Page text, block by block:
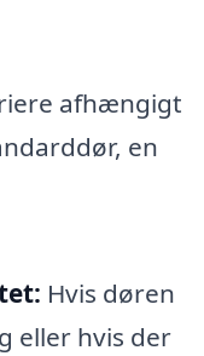
afhængigt
en
Hvis døren
eller hvis der